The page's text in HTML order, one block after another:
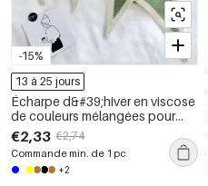
-15%
13 à 25 jours
Écharpe d&#39;hiver en viscose
de couleurs mélangées pour
femme, 1 pièce
€2,33 €2,74
Commande min. de 1 pc
+2